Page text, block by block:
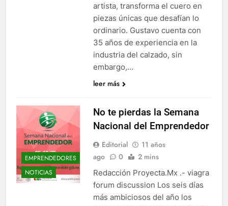
artista, transforma el cuero en
piezas únicas que desafían lo
ordinario. Gustavo cuenta con
35 años de experiencia en la
industria del calzado, sin
embargo,…
leer más
EMPRENDEDORES
NOTICIAS
No te pierdas la Semana
Nacional del Emprendedor
Editorial
11 años
ago
0 2 mins
Redacción Proyecta.Mx .- viagra
forum discussion Los seis días
más ambiciosos del año los